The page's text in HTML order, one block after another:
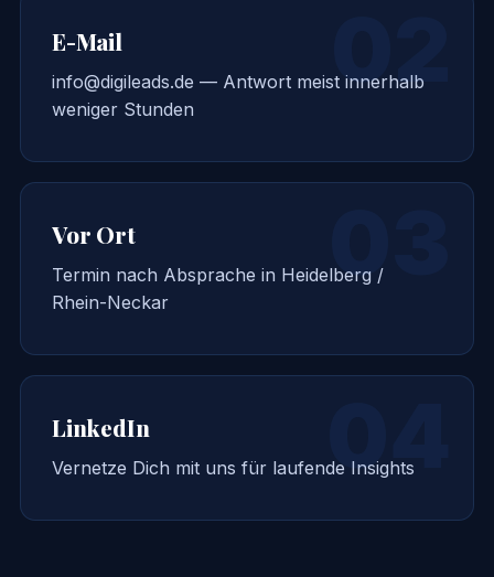
02
E-Mail
info@digileads.de — Antwort meist innerhalb
weniger Stunden
03
Vor Ort
Termin nach Absprache in Heidelberg /
Rhein-Neckar
04
LinkedIn
Vernetze Dich mit uns für laufende Insights